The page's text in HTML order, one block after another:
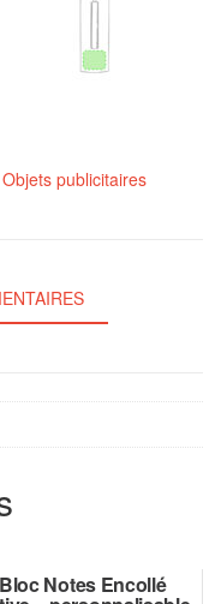
Objets publicitaires
Bloc Notes Encollé